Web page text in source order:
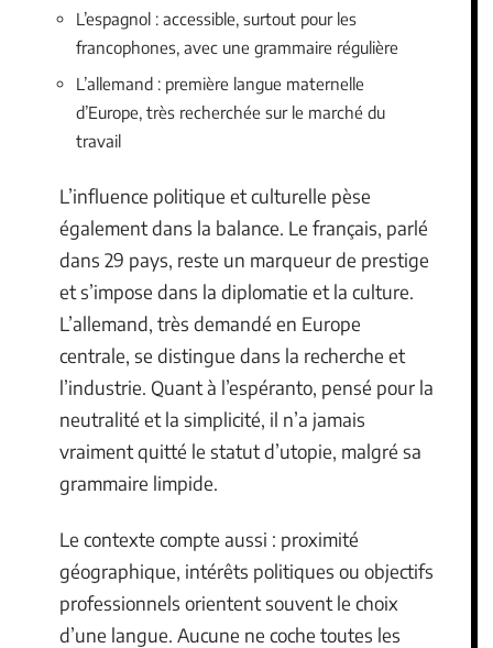
L’espagnol : accessible, surtout pour les
francophones, avec une grammaire régulière
L’allemand : première langue maternelle
d’Europe, très recherchée sur le marché du
travail
L’influence politique et culturelle pèse
également dans la balance. Le français, parlé
dans 29 pays, reste un marqueur de prestige
et s’impose dans la diplomatie et la culture.
L’allemand, très demandé en Europe
centrale, se distingue dans la recherche et
l’industrie. Quant à l’espéranto, pensé pour la
neutralité et la simplicité, il n’a jamais
vraiment quitté le statut d’utopie, malgré sa
grammaire limpide.
Le contexte compte aussi : proximité
géographique, intérêts politiques ou objectifs
professionnels orientent souvent le choix
d’une langue. Aucune ne coche toutes les